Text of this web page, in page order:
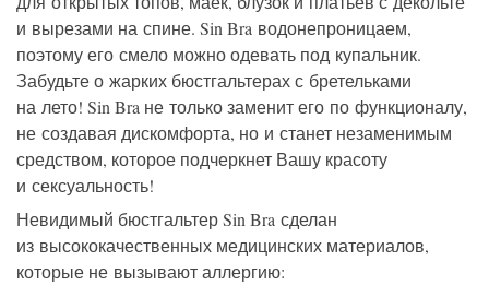
и вырезами на спине. Sin Bra водонепроницаем,
поэтому его смело можно одевать под купальник.
Забудьте о жарких бюстгальтерах с бретельками
на лето! Sin Bra не только заменит его по функционалу,
не создавая дискомфорта, но и станет незаменимым
средством, которое подчеркнет Вашу красоту
и сексуальность!
Невидимый бюстгальтер Sin Bra сделан
из высококачественных медицинских материалов,
которые не вызывают аллергию: